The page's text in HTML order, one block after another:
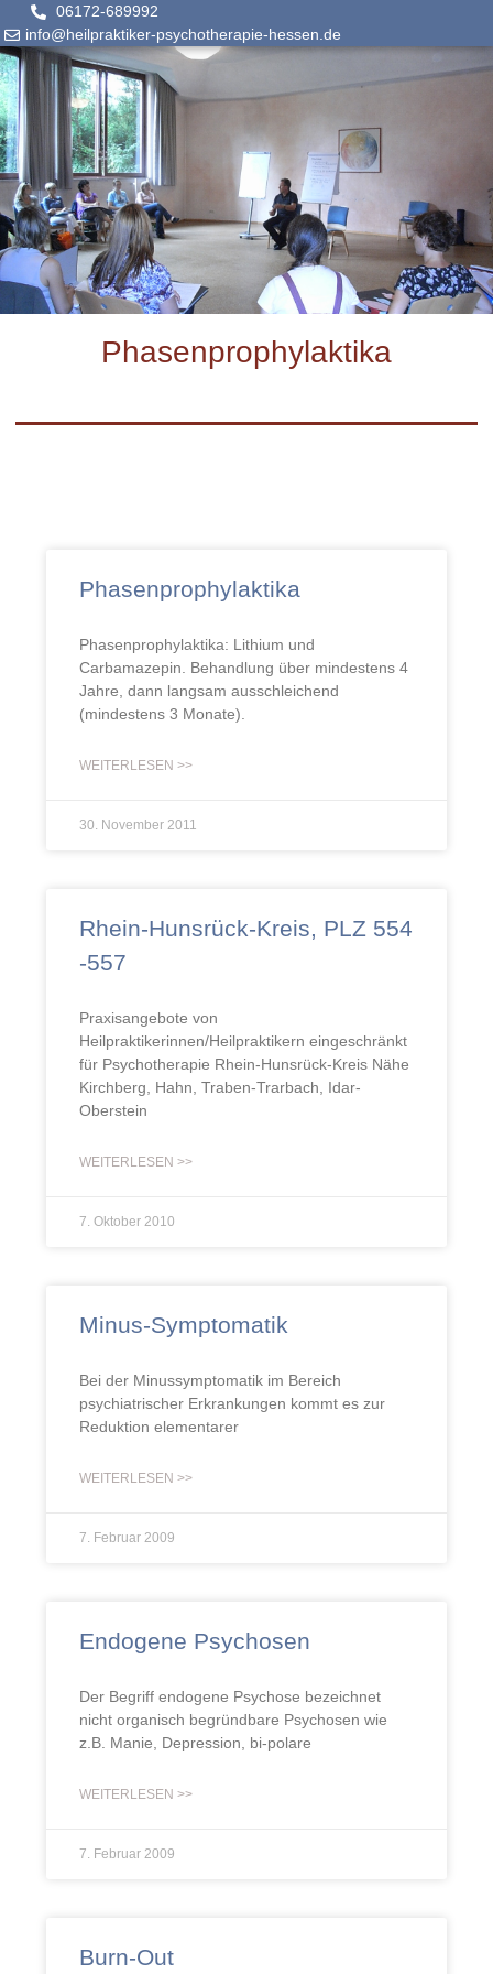
06172-689992
info@heilpraktiker-psychotherapie-hessen.de
Phasenprophylaktika
Phasenprophylaktika
Phasenprophylaktika: Lithium und
Carbamazepin. Behandlung über mindestens 4
Jahre, dann langsam ausschleichend
(mindestens 3 Monate).
WEITERLESEN >>
30. November 2011
Rhein-Hunsrück-Kreis, PLZ 554
-557
Praxisangebote von
Heilpraktikerinnen/Heilpraktikern eingeschränkt
für Psychotherapie Rhein-Hunsrück-Kreis Nähe
Kirchberg, Hahn, Traben-Trarbach, Idar-
Oberstein
WEITERLESEN >>
7. Oktober 2010
Minus-Symptomatik
Bei der Minussymptomatik im Bereich
psychiatrischer Erkrankungen kommt es zur
Reduktion elementarer
WEITERLESEN >>
7. Februar 2009
Endogene Psychosen
Der Begriff endogene Psychose bezeichnet
nicht organisch begründbare Psychosen wie
z.B. Manie, Depression, bi-polare
WEITERLESEN >>
7. Februar 2009
Burn-Out